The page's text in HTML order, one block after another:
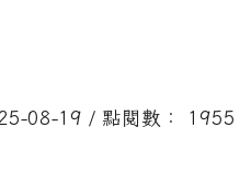
08-19 / 點閱數： 1955